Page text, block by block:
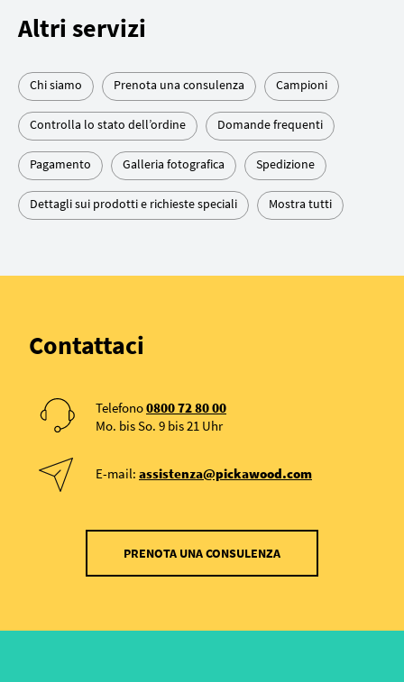
Altri servizi
Chi siamo Prenota una consulenza Campioni
Controlla lo stato dell’ordine Domande frequenti
Pagamento Galleria fotografica Spedizione
Dettagli sui prodotti e richieste speciali Mostra tutti
Contattaci
Telefono0800 72 80 00
Mo. bis So. 9 bis 21 Uhr
E-mail: assistenza@pickawood.com
PRENOTA UNA CONSULENZA